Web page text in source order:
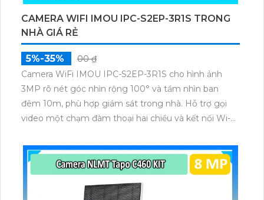
CAMERA WIFI IMOU IPC-S2EP-3R1S TRONG
NHÀ GIÁ RẺ
5%-35%
00 ₫
Camera WiFi IMOU IPC-S2EP-3R1S cho hình ảnh
3MP rõ nét góc nhìn rộng 100° và tầm nhìn ban
đêm 10m, phù hợp giám sát trong nhà. Hỗ trợ gọi
video một chạm đàm thoại hai chiều và kết nối Wi-Fi
microSD tối đa 256GB hoặc lưu đám mây dễ lắp đặt
cho gia đình và văn phòng nhỏ.